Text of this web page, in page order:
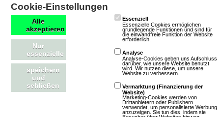
gefahrvolle Kämpfe.
Erwirb Ruhm und die Anerkennung deiner
Kameraden. Finde wertvolle Schätze und magische
Gegenstände. Bei World of Dungeons ist all das für
dich möglich. Sei ein Held – zusammen mit der
Gruppe! Erlebe die Welt der Dungeons, Monster
und Helden als Barbar, Magier oder einer der vielen
anderen Heldenklassen. Erforsche mit deinen
Cookie-Einstellungen
Alle
akzeptieren
Nur
essenzielle
speichern
und
schließen
Essenziell
Essenzielle Cookies ermöglichen
grundlegende Funktionen und sind für
die einwandfreie Funktion der Website
erforderlich.
Analyse
Analyse-Cookies geben uns Aufschluss
darüber, wie unsere Website benutzt
wird. Wir nutzen diese, um unsere
Website zu verbessern.
Vermarktung (Finanzierung der
Website)
Marketing-Cookies werden von
Drittanbietern oder Publishern
verwendet, um personalisierte Werbung
anzuzeigen. Sie tun dies, indem sie